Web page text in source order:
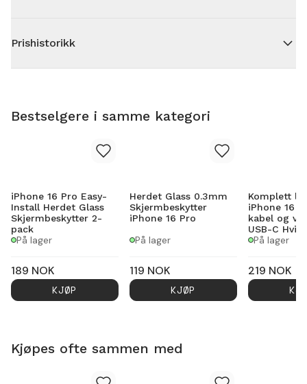
Prishistorikk
Bestselgere i samme kategori
iPhone 16 Pro Easy-
Install Herdet Glass
Skjermbeskytter 2-
pack
På lager
189 NOK
KJØP
Herdet Glass 0.3mm
Skjermbeskytter
iPhone 16 Pro
På lager
119 NOK
KJØP
Komplett
iPhone 16
kabel og
USB-C Hvit
På lager
219 NOK
Kjøpes ofte sammen med